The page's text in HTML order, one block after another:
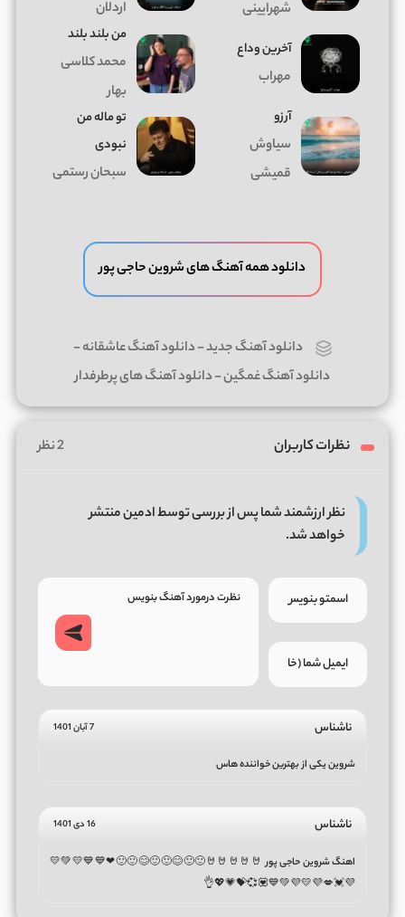
شهرایینی
اردلان
آخرین وداع
مهراب
من بلند بلند
محمد کلاسی
بهار
آرزو
سیاوش
قمیشی
تو ماله من
نبودی
سبحان رستمی
دانلود همه آهنگ های شروین حاجی پور
دانلود آهنگ جدید-دانلود آهنگ عاشقانه-
دانلود آهنگ غمگین-دانلود آهنگ های پرطرفدار
نظرات کاربران 2 نظر
نظر ارزشمند شما پس از بررسی توسط ادمین منتشر
خواهد شد.
ناشناس 7 آبان 1401
شروین یکی از بهترین خواننده هاس
ناشناس 16 دی 1401
اهنگ شروین حاجی پور 🤘🤘🤘🤘🤘🙂🙂😊🙂🙂😊🙂🙂❤💙💙💛💚💛
💜💓💋💜💛💜💚💙💟💞💝💗💖👌